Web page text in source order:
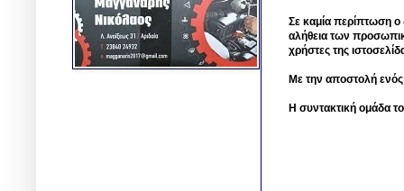
Σε καμία περίπτωση ο
αλήθεια των
χρήστες της
Με την αποστολή
Η συντακτική ομάδα